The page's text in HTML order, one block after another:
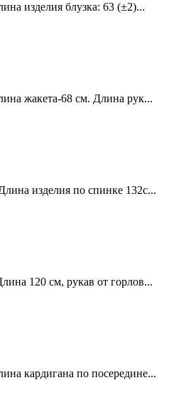
изделия блузка: 63 (±2)...
жакета-68 см. Длина рук...
изделия по спинке 132с...
120 см, рукав от горлов...
кардигана по посередине...